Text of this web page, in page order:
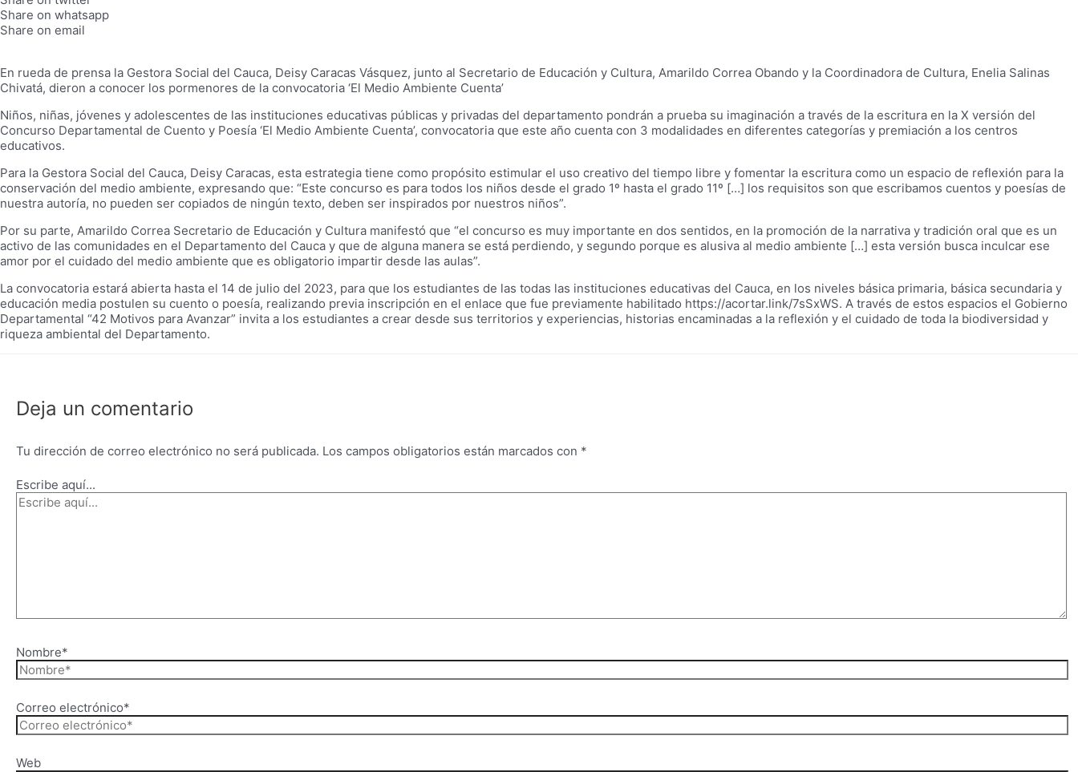
Share on whatsapp
Share on email
En rueda de prensa la Gestora Social del Cauca, Deisy Caracas Vásquez, junto al Secretario de Educación y Cultura, Amarildo Correa Obando y la Coordinadora de Cultura, Enelia Salinas
Chivatá, dieron a conocer los pormenores de la convocatoria ‘El Medio Ambiente Cuenta’
Niños, niñas, jóvenes y adolescentes de las instituciones educativas públicas y privadas del departamento pondrán a prueba su imaginación a través de la escritura en la X versión del
Concurso Departamental de Cuento y Poesía ‘El Medio Ambiente Cuenta’, convocatoria que este año cuenta con 3 modalidades en diferentes categorías y premiación a los centros
educativos.
Para la Gestora Social del Cauca, Deisy Caracas, esta estrategia tiene como propósito estimular el uso creativo del tiempo libre y fomentar la escritura como un espacio de reflexión para la
conservación del medio ambiente, expresando que: “Este concurso es para todos los niños desde el grado 1º hasta el grado 11º […] los requisitos son que escribamos cuentos y poesías de
nuestra autoría, no pueden ser copiados de ningún texto, deben ser inspirados por nuestros niños”.
Por su parte, Amarildo Correa Secretario de Educación y Cultura manifestó que “el concurso es muy importante en dos sentidos, en la promoción de la narrativa y tradición oral que es un
activo de las comunidades en el Departamento del Cauca y que de alguna manera se está perdiendo, y segundo porque es alusiva al medio ambiente […] esta versión busca inculcar ese
amor por el cuidado del medio ambiente que es obligatorio impartir desde las aulas”.
La convocatoria estará abierta hasta el 14 de julio del 2023, para que los estudiantes de las todas las instituciones educativas del Cauca, en los niveles básica primaria, básica secundaria y
educación media postulen su cuento o poesía, realizando previa inscripción en el enlace que fue previamente habilitado https://acortar.link/7sSxWS. A través de estos espacios el Gobierno
Departamental “42 Motivos para Avanzar” invita a los estudiantes a crear desde sus territorios y experiencias, historias encaminadas a la reflexión y el cuidado de toda la biodiversidad y
riqueza ambiental del Departamento.
Deja un comentario
Tu dirección de correo electrónico no será publicada. Los campos obligatorios están marcados con *
Escribe aquí...
Nombre*
Correo electrónico*
Web